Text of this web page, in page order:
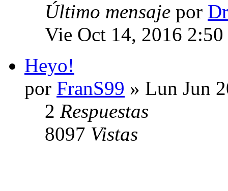
Último mensaje por
Vie Oct 14, 2016 2:50
Heyo!
por FranS99 » Lun Jun
2 Respuestas
8097 Vistas